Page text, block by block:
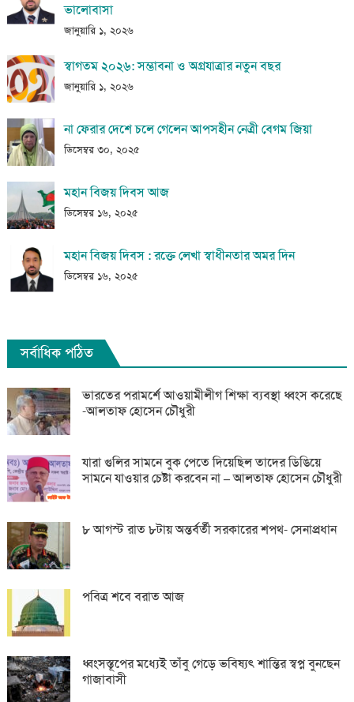
ভালোবাসা
জানুয়ারি ১, ২০২৬
স্বাগতম ২০২৬: সম্ভাবনা ও অগ্রযাত্রার নতুন বছর
জানুয়ারি ১, ২০২৬
না ফেরার দেশে চলে গেলেন আপসহীন নেত্রী বেগম জিয়া
ডিসেম্বর ৩০, ২০২৫
মহান বিজয় দিবস আজ
ডিসেম্বর ১৬, ২০২৫
মহান বিজয় দিবস : রক্তে লেখা স্বাধীনতার অমর দিন
ডিসেম্বর ১৬, ২০২৫
সর্বাধিক পঠিত
ভারতের পরামর্শে আওয়ামীলীগ শিক্ষা ব্যবস্থা ধ্বংস করেছে
-আলতাফ হোসেন চৌধুরী
যারা গুলির সামনে বুক পেতে দিয়েছিল তাদের ডিঙিয়ে
সামনে যাওয়ার চেষ্টা করবেন না – আলতাফ হোসেন চৌধুরী
৮ আগস্ট রাত ৮টায় অন্তর্বর্তী সরকারের শপথ- সেনাপ্রধান
পবিত্র শবে বরাত আজ
ধ্বংসস্তূপের মধ্যেই তাঁবু গেড়ে ভবিষ্যৎ শান্তির স্বপ্ন বুনছেন
গাজাবাসী